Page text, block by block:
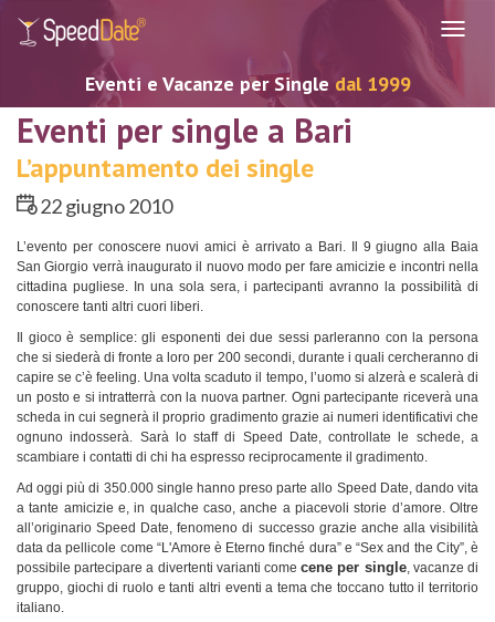
Eventi e Vacanze per Single dal 1999
Eventi per single a Bari
L’appuntamento dei single
22 giugno 2010
L’evento per conoscere nuovi amici è arrivato a Bari. Il 9 giugno alla Baia
San Giorgio verrà inaugurato il nuovo modo per fare amicizie e incontri nella
cittadina pugliese. In una sola sera, i partecipanti avranno la possibilità di
conoscere tanti altri cuori liberi.
Il gioco è semplice: gli esponenti dei due sessi parleranno con la persona
che si siederà di fronte a loro per 200 secondi, durante i quali cercheranno di
capire se c’è feeling. Una volta scaduto il tempo, l’uomo si alzerà e scalerà di
un posto e si intratterrà con la nuova partner. Ogni partecipante riceverà una
scheda in cui segnerà il proprio gradimento grazie ai numeri identificativi che
ognuno indosserà. Sarà lo staff di Speed Date, controllate le schede, a
scambiare i contatti di chi ha espresso reciprocamente il gradimento.
Ad oggi più di 350.000 single hanno preso parte allo Speed Date, dando vita
a tante amicizie e, in qualche caso, anche a piacevoli storie d’amore. Oltre
all’originario Speed Date, fenomeno di successo grazie anche alla visibilità
data da pellicole come “L'Amore è Eterno finché dura” e “Sex and the City”, è
possibile partecipare a divertenti varianti comecene per single, vacanze di
gruppo, giochi di ruolo e tanti altri eventi a tema che toccano tutto il territorio
italiano.